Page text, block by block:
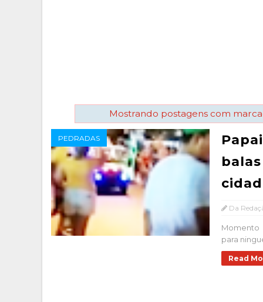
Mostrando postagens com
PEDRADAS
Da
Momento
para
Read